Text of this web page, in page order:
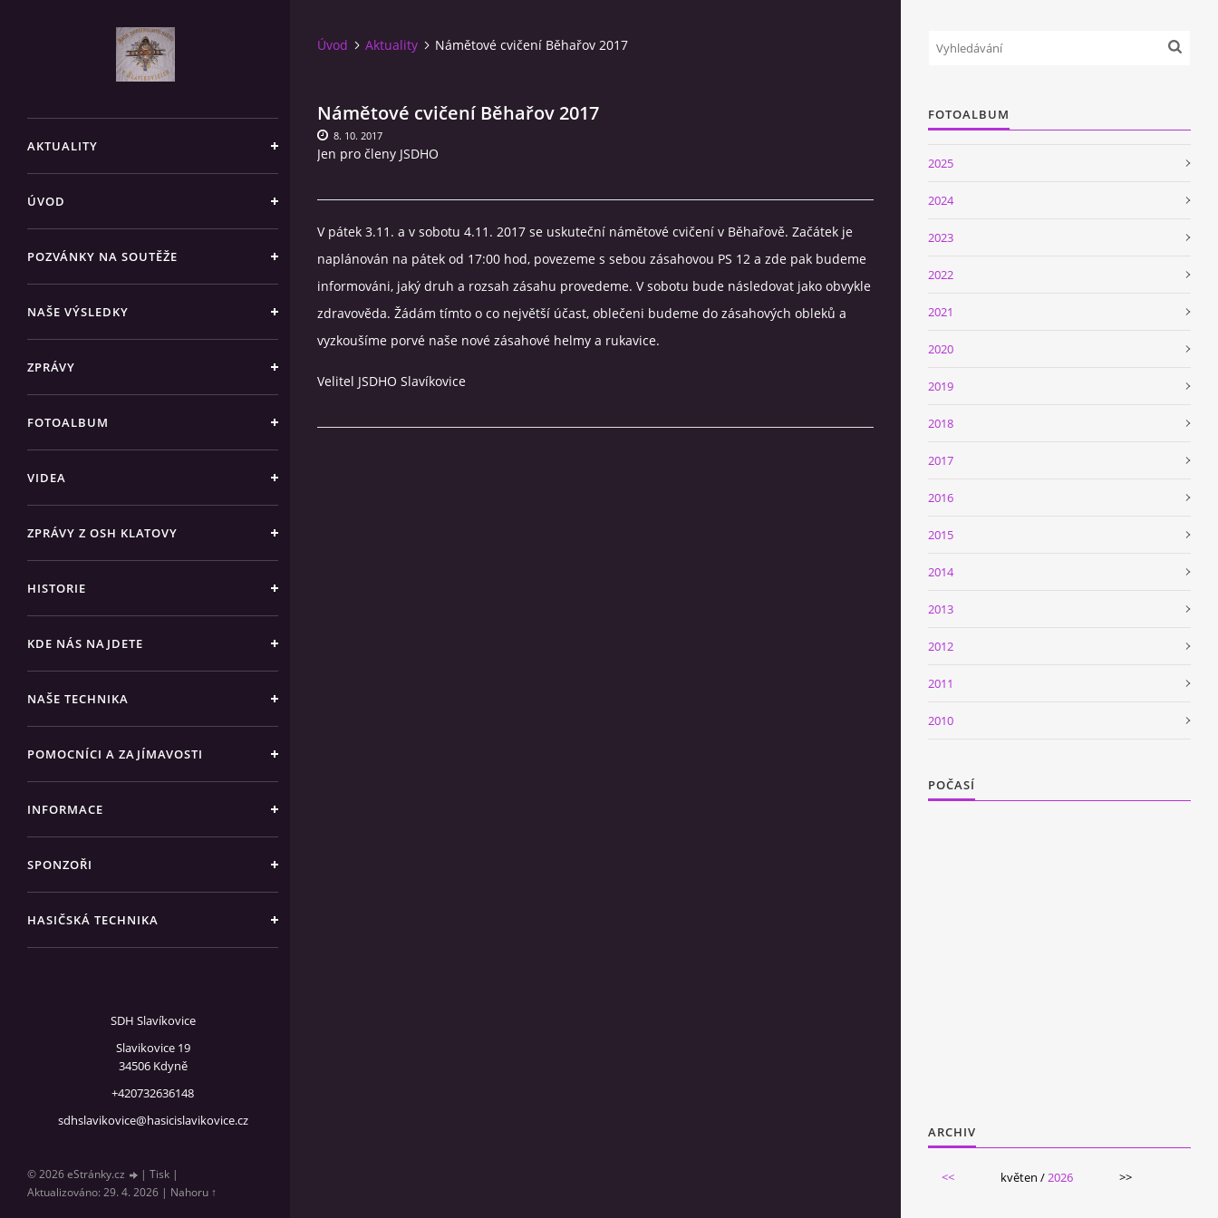
AKTUALITY
ÚVOD
POZVÁNKY NA SOUTĚŽE
NAŠE VÝSLEDKY
ZPRÁVY
FOTOALBUM
VIDEA
ZPRÁVY Z OSH KLATOVY
HISTORIE
KDE NÁS NAJDETE
NAŠE TECHNIKA
POMOCNÍCI A ZAJÍMAVOSTI
INFORMACE
SPONZOŘI
HASIČSKÁ TECHNIKA
SDH Slavíkovice
Slavikovice 19
34506 Kdyně
+420732636148
sdhslavikovice@hasicislavikovice.cz
© 2026 eStránky.cz | Tisk |
Aktualizováno: 29. 4. 2026 | Nahoru ↑
Úvod Aktuality Námětové cvičení Běhařov 2017
Námětové cvičení Běhařov 2017
Jen pro členy JSDHO
8. 10. 2017
V pátek 3.11. a v sobotu 4.11. 2017 se uskuteční námětové cvičení v Běhařově. Začátek je
naplánován na pátek od 17:00 hod, povezeme s sebou zásahovou PS 12 a zde pak budeme
informováni, jaký druh a rozsah zásahu provedeme. V sobotu bude následovat jako obvykle
zdravověda. Žádám tímto o co největší účast, oblečeni budeme do zásahových obleků a
vyzkoušíme porvé naše nové zásahové helmy a rukavice.
Velitel JSDHO Slavíkovice
FOTOALBUM
2025
2024
2023
2022
2021
2020
2019
2018
2017
2016
2015
2014
2013
2012
2011
2010
POČASÍ
ARCHIV
<< květen /2026 >>